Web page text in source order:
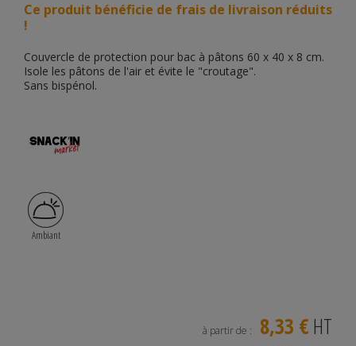
Ce produit bénéficie de frais de livraison réduits
!
Couvercle de protection pour bac à pâtons 60 x 40 x 8 cm.
Isole les pâtons de l'air et évite le "croutage".
Sans bispénol.
Ambiant
à partir de : 8,33 € HT